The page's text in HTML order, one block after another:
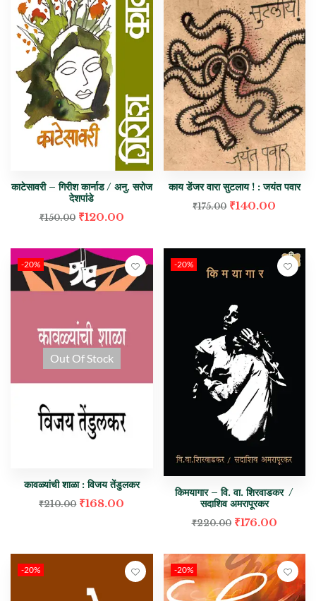
काटेसावरी – गिरीश कार्नाड / अनु. सरोज
देशपांडे
₹150.00 ₹120.00
काय डेंजर वारा सुटलाय ! : जयंत पवार
₹175.00 ₹140.00
-20%
Out Of Stock
कावळ्यांची शाळा : विजय तेंडुलकर
₹210.00 ₹168.00
-20%
किमयागार – वि. वा. शिरवाडकर /
सदाशिव अमरापूरकर
₹220.00 ₹176.00
-20% -20%